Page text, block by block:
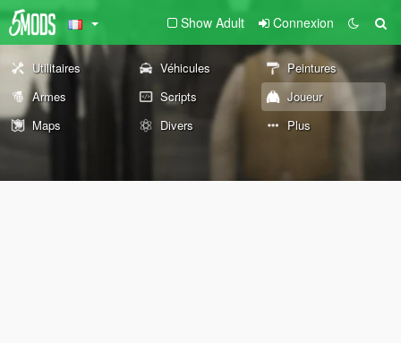
Show Adult Connexion
Utilitaires Véhicules
Peintures
Armes
Scripts
Joueur
Maps
Divers Plus